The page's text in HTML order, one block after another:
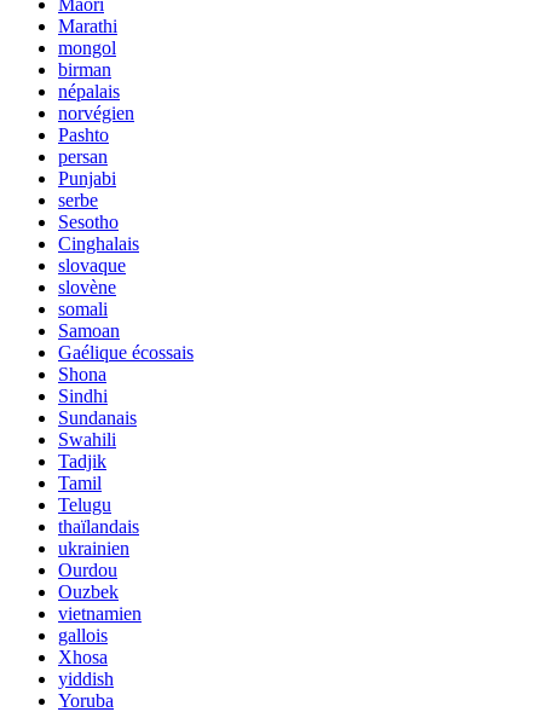
Maori
Marathi
mongol
birman
népalais
norvégien
Pashto
persan
Punjabi
serbe
Sesotho
Cinghalais
slovaque
slovène
somali
Samoan
Gaélique écossais
Shona
Sindhi
Sundanais
Swahili
Tadjik
Tamil
Telugu
thaïlandais
ukrainien
Ourdou
Ouzbek
vietnamien
gallois
Xhosa
yiddish
Yoruba